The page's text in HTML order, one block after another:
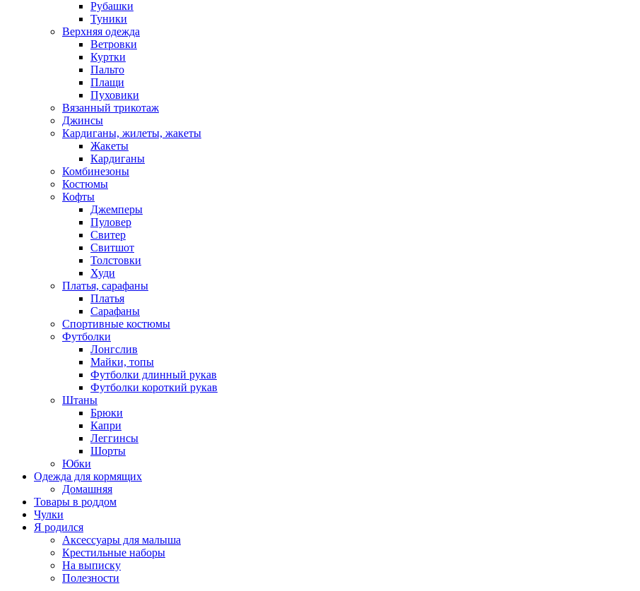
Рубашки
Туники
Верхняя одежда
Ветровки
Куртки
Пальто
Плащи
Пуховики
Вязанный трикотаж
Джинсы
Кардиганы, жилеты, жакеты
Жакеты
Кардиганы
Комбинезоны
Костюмы
Кофты
Джемперы
Пуловер
Свитер
Свитшот
Толстовки
Худи
Платья, сарафаны
Платья
Сарафаны
Спортивные костюмы
Футболки
Лонгслив
Майки, топы
Футболки длинный рукав
Футболки короткий рукав
Штаны
Брюки
Капри
Леггинсы
Шорты
Юбки
Одежда для кормящих
Домашняя
Товары в роддом
Чулки
Я родился
Аксессуары для малыша
Крестильные наборы
На выписку
Полезности